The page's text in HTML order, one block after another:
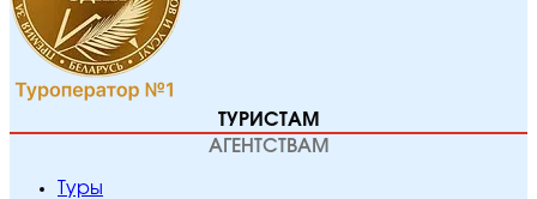
ТУРИСТАМ
АГЕНТСТВАМ
Туры